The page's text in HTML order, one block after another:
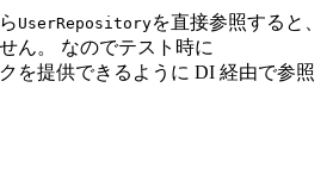
UserRepositoryを直接参照すると、
ん。 なのでテスト時に
を提供できるように DI 経由で参照